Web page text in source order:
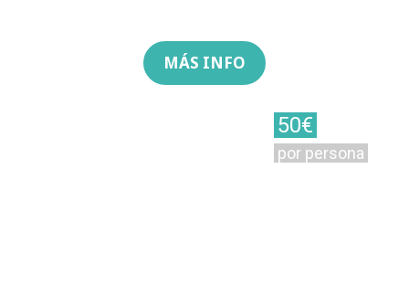
MÁS INFO
50€
por persona